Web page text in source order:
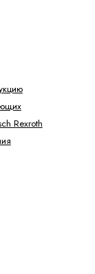
Rexroth